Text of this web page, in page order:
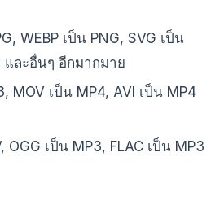
WEBP เป็น PNG, SVG เป็น
และอื่นๆ อีกมากมาย
MOV เป็น MP4, AVI เป็น MP4
OGG เป็น MP3, FLAC เป็น MP3